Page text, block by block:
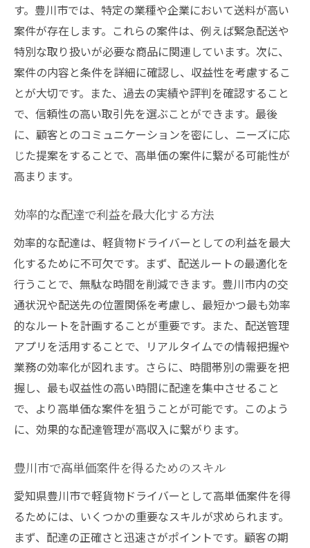
す。豊川市では、特定の業種や企業において送料が高い
案件が存在します。これらの案件は、例えば緊急配送や
特別な取り扱いが必要な商品に関連しています。次に、
案件の内容と条件を詳細に確認し、収益性を考慮するこ
とが大切です。また、過去の実績や評判を確認すること
で、信頼性の高い取引先を選ぶことができます。最後
に、顧客とのコミュニケーションを密にし、ニーズに応
じた提案をすることで、高単価の案件に繋がる可能性が
高まります。
効率的な配達で利益を最大化する方法
効率的な配達は、軽貨物ドライバーとしての利益を最大
化するために不可欠です。まず、配送ルートの最適化を
行うことで、無駄な時間を削減できます。豊川市内の交
通状況や配送先の位置関係を考慮し、最短かつ最も効率
的なルートを計画することが重要です。また、配送管理
アプリを活用することで、リアルタイムでの情報把握や
業務の効率化が図れます。さらに、時間帯別の需要を把
握し、最も収益性の高い時間に配達を集中させること
で、より高単価な案件を狙うことが可能です。このよう
に、効果的な配達管理が高収入に繋がります。
豊川市で高単価案件を得るためのスキル
愛知県豊川市で軽貨物ドライバーとして高単価案件を得
るためには、いくつかの重要なスキルが求められます。
まず、配達の正確さと迅速さがポイントです。顧客の期